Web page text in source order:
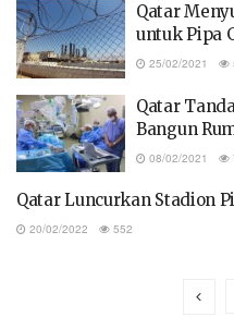
Qatar
untuk Pipa
25/02/2021
Qatar
Bangun
08/02/2021
Qatar Luncurkan Stadion
20/02/2022 552